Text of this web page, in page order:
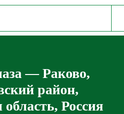
— Раково,
район,
Россия